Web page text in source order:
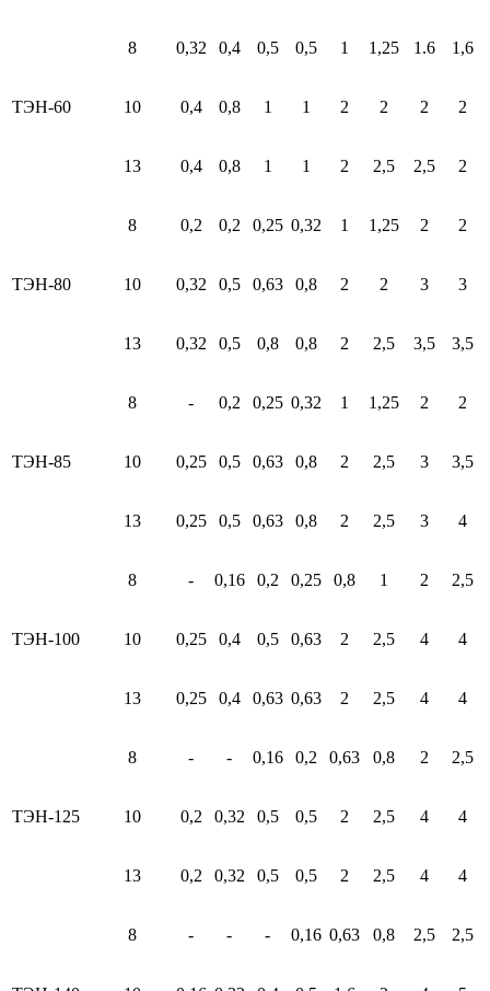
ТЭН-60
8 0,32 0,4 0,5 0,5 1 1,25 1.6 1,6
10 0,4 0,8 1 1 2 2 2 2
13 0,4 0,8 1 1 2 2,5 2,5 2
ТЭН-80
8 0,2 0,2 0,25 0,32 1 1,25 2 2
10 0,32 0,5 0,63 0,8 2 2 3 3
13 0,32 0,5 0,8 0,8 2 2,5 3,5 3,5
ТЭН-85
8 - 0,2 0,25 0,32 1 1,25 2 2
10 0,25 0,5 0,63 0,8 2 2,5 3 3,5
13 0,25 0,5 0,63 0,8 2 2,5 3 4
ТЭН-100
8 - 0,16 0,2 0,25 0,8 1 2 2,5
10 0,25 0,4 0,5 0,63 2 2,5 4 4
13 0,25 0,4 0,63 0,63 2 2,5 4 4
ТЭН-125
8 - - 0,16 0,2 0,63 0,8 2 2,5
10 0,2 0,32 0,5 0,5 2 2,5 4 4
13 0,2 0,32 0,5 0,5 2 2,5 4 4
8 - - - 0,16 0,63 0,8 2,5 2,5